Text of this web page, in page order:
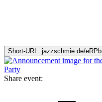
Short-URL: jazzschmie.de/eRPb
Share event: